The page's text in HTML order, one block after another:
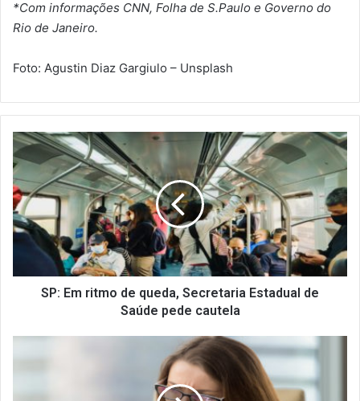
*Com informações CNN, Folha de S.Paulo e Governo do
Rio de Janeiro.
Foto: Agustin Diaz Gargiulo – Unsplash
S
P
:
E
m
r
m
SP: Em ritmo de queda, Secretaria Estadual de
Saúde pede cautela